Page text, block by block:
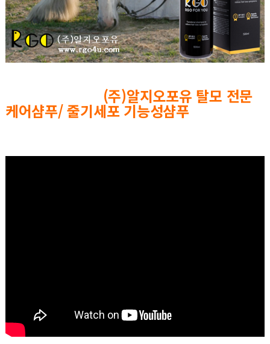
(주)알지오포유 탈모 전문
케어샴푸/ 줄기세포 기능성샴푸